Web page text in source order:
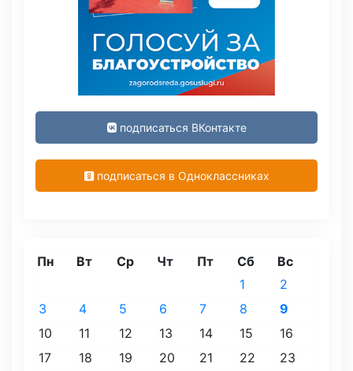
подписаться ВКонтакте
подписаться в Одноклассниках
Пн Вт Ср Чт Пт Сб Вс
1
2
3
4 5 6 7 8
9
10
11 12 13 14 15
16
17
18 19 20 21 22
23